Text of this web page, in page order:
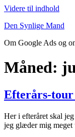
Videre til indhold
Den Synlige Mand
Om Google Ads og
Måned:
Efterårs-tour
Her i efteråret skal
jeg glæder mig meget